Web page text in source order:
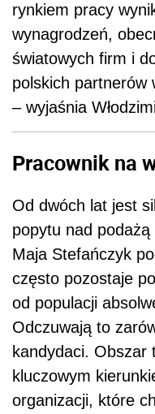
rynkiem pracy
wynagrodzeń,
światowych firm i
polskich partnerów
– wyjaśnia
Pracownik na
Od dwóch lat jest
popytu nad
Maja Stefańczyk
często pozostaje
od populacji
Odczuwają to
kandydaci. Obszar
kluczowym
organizacji, które